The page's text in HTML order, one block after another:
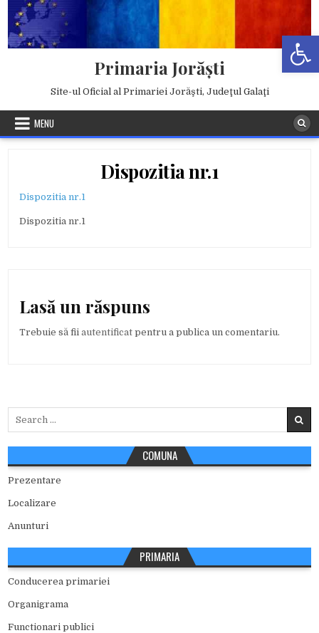
content
Primaria Jorăşti
Site-ul Oficial al Primariei Jorăşti, Judeţul Galaţi
MENU
Dispozitia nr.1
Dispozitia nr.1
Dispozitia nr.1
Lasă un răspuns
Trebuie să fiiautentificat pentru a publica un comentariu.
COMUNA
Prezentare
Localizare
Anunturi
PRIMARIA
Conducerea primariei
Organigrama
Functionari publici